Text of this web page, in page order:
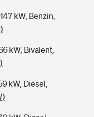
kW, Benzin,
kW, Bivalent,
kW, Diesel,